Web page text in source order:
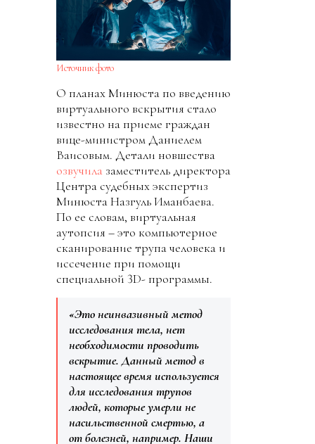
Источник фото
О планах Минюста по введению
виртуального вскрытия стало
известно на приеме граждан
вице-министром Даниелем
Ваисовым. Детали новшества
озвучила заместитель директора
Центра судебных экспертиз
Минюста Назгуль Иманбаева.
По ее словам, виртуальная
аутопсия – это компьютерное
сканирование трупа человека и
иссечение при помощи
специальной 3D- программы.
«Это неинвазивный метод
исследования тела, нет
необходимости проводить
вскрытие. Данный метод в
настоящее время используется
для исследования трупов
людей, которые умерли не
насильственной смертью, а
от болезней, например. Наши